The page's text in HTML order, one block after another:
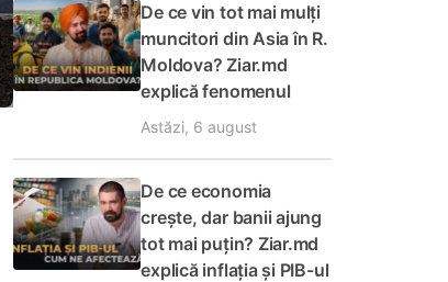
De ce vin tot mai mulți
muncitori din Asia în R.
Moldova? Ziar.md
explică fenomenul
Astăzi, 6 august
De ce economia
crește, dar banii ajung
tot mai puțin? Ziar.md
explică inflația și PIB-ul